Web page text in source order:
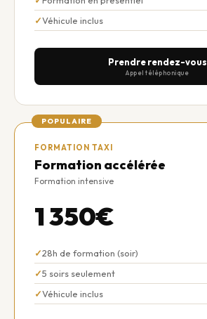
Véhicule inclus
Prendre rendez-vous
Appel téléphonique
POPULAIRE
FORMATION TAXI
Formation accélérée
Formation intensive
1 350€
28h de formation (soir)
5 soirs seulement
Véhicule inclus